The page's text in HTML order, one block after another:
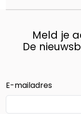
Meld je
De
E-mailadres